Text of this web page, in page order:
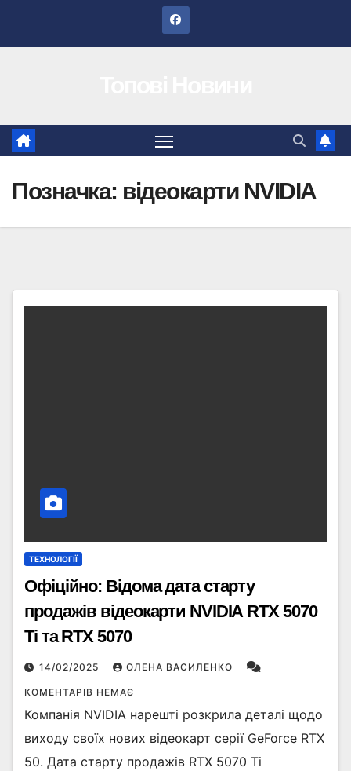
Позначка: відеокарти NVIDIA
ТЕХНОЛОГІЇ
Офіційно: Відома дата старту
продажів відеокарти NVIDIA RTX 5070
Ti та RTX 5070
14/02/2025 ОЛЕНА ВАСИЛЕНКО
КОМЕНТАРІВ НЕМАЄ
Компанія NVIDIA нарешті розкрила деталі щодо
виходу своїх нових відеокарт серії GeForce RTX
50. Дата старту продажів RTX 5070 Ti